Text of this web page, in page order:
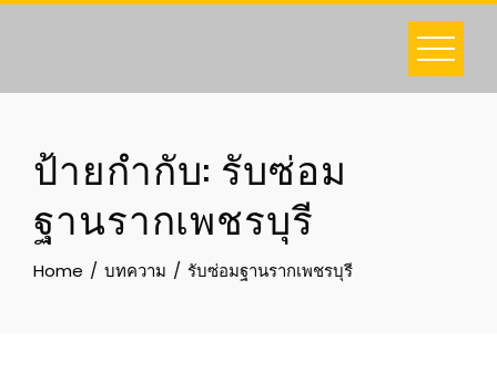
Skip
ป้ายกำกับ: รับซ่อม
ฐานรากเพชรบุรี
Home บทความ รับซ่อมฐานรากเพชรบุรี